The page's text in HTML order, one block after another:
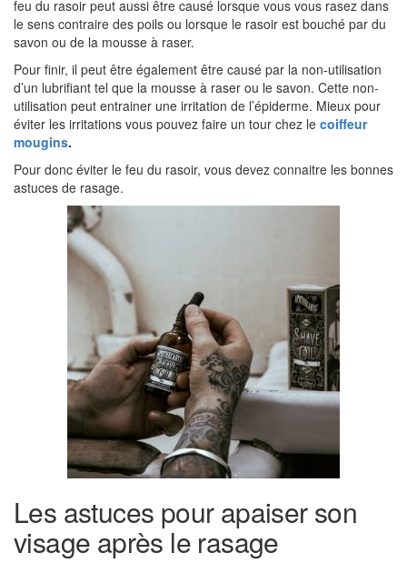
feu du rasoir peut aussi être causé lorsque vous vous rasez dans
le sens contraire des poils ou lorsque le rasoir est bouché par du
savon ou de la mousse à raser.
Pour finir, il peut être également être causé par la non-utilisation
d’un lubrifiant tel que la mousse à raser ou le savon. Cette non-
utilisation peut entrainer une irritation de l’épiderme. Mieux pour
éviter les irritations vous pouvez faire un tour chez le coiffeur
mougins.
Pour donc éviter le feu du rasoir, vous devez connaitre les bonnes
astuces de rasage.
Les astuces pour apaiser son
visage après le rasage